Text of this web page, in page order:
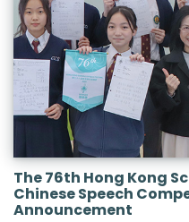
The 76th Hong Kong
Chinese Speech
Announcement